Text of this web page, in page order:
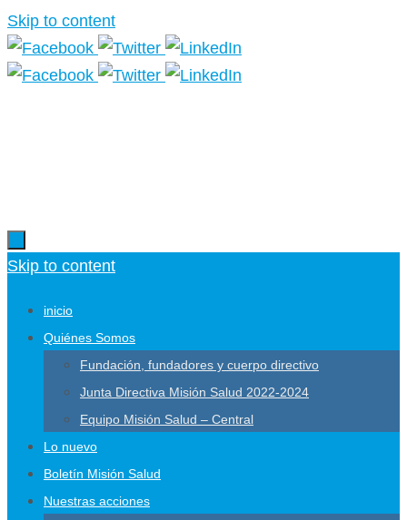
Skip to content
Skip to content
inicio
Quiénes Somos
Fundación, fundadores y cuerpo directivo
Junta Directiva Misión Salud 2022-2024
Equipo Misión Salud – Central
Lo nuevo
Boletín Misión Salud
Nuestras acciones
Más información.